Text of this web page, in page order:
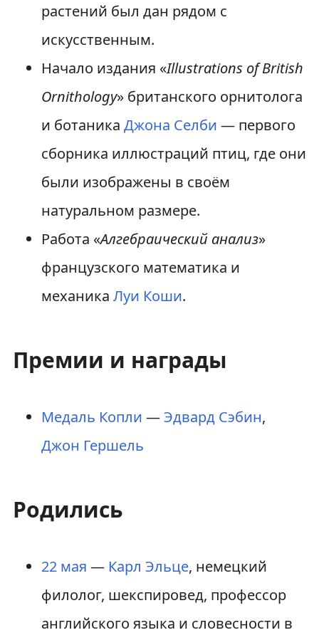
растений был дан рядом с
искусственным.
Начало издания «Illustrations of British
Ornithology» британского орнитолога
и ботаника Джона Селби — первого
сборника иллюстраций птиц, где они
были изображены в своём
натуральном размере.
Работа «Алгебраический анализ»
французского математика и
механика Луи Коши.
Премии и награды
Медаль Копли —Эдвард Сэбин,
Джон Гершель
Родились
22 мая — Карл Эльце, немецкий
филолог, шекспировед, профессор
английского языка и словесности в